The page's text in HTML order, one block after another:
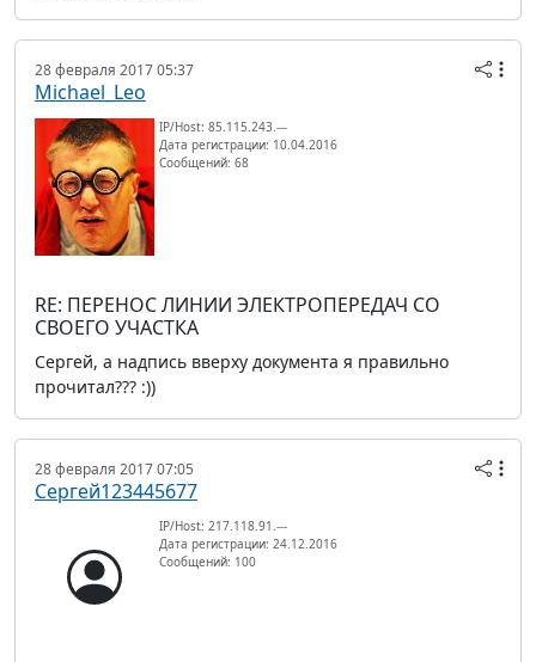
28 февраля 2017 05:37
Michael_Leo
IP/Host: 85.115.243.---
Дата регистрации: 10.04.2016
Сообщений: 68
RE: ПЕРЕНОС ЛИНИИ ЭЛЕКТРОПЕРЕДАЧ СО
СВОЕГО УЧАСТКА
Сергей, а надпись вверху документа я правильно
прочитал??? :))
28 февраля 2017 07:05
Сергей123445677
IP/Host: 217.118.91.---
Дата регистрации: 24.12.2016
Сообщений: 100